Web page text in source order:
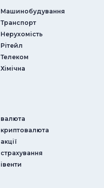
Машинобудування
Транспорт
Нерухомість
Рітейл
Телеком
Хімічна
валюта
криптовалюта
акції
страхування
iвенти